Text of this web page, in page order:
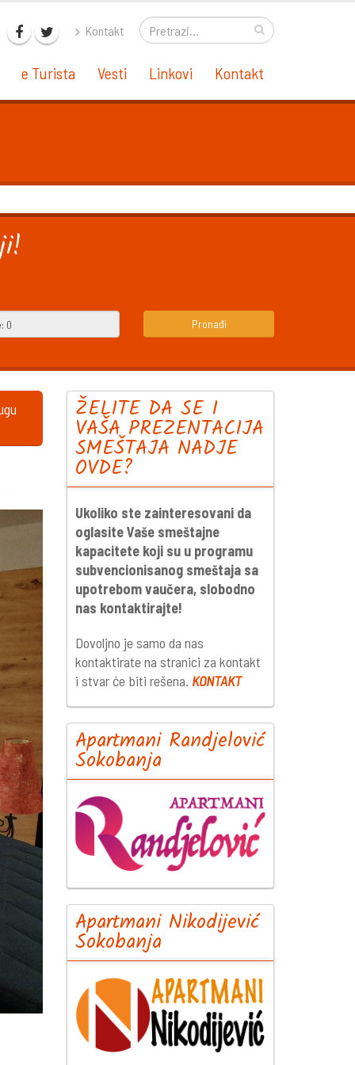
Kontakt
e Turista Vesti Linkovi Kontakt
Pronađi
ŽELITE DA SE I
VAŠA PREZENTACIJA
SMEŠTAJA NADJE
OVDE?
Ukoliko ste zainteresovani da
oglasite Vaše smeštajne
kapacitete koji su u programu
subvencionisanog smeštaja sa
upotrebom vaučera, slobodno
nas kontaktirajte!
Dovoljno je samo da nas
kontaktirate na stranici za kontakt
i stvar će biti rešena. KONTAKT
Apartmani Randjelović
Sokobanja
Apartmani Nikodijević
Sokobanja